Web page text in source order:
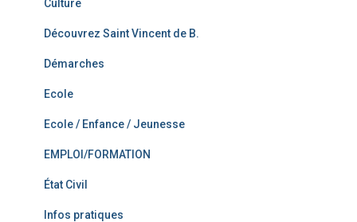
Culture
Découvrez Saint Vincent de B.
Démarches
Ecole
Ecole / Enfance / Jeunesse
EMPLOI/FORMATION
État Civil
Infos pratiques